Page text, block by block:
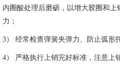
内圈酸处理后磨砺，以增大胶圈和
力；
3） 经常检查弹簧夹弹力、防止弧形
4） 严格执行上销完好标准，注意上